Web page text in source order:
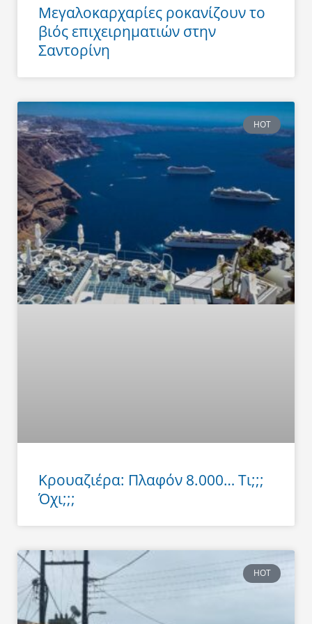
Μεγαλοκαρχαρίες ροκανίζουν το
βιός επιχειρηματιών στην
Σαντορίνη
HOT
Κρουαζιέρα: Πλαφόν 8.000… Τι;;;
Όχι;;;
HOT